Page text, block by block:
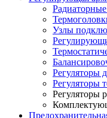
Узлы
Регуляторы
Регуляторы
Регуляторы